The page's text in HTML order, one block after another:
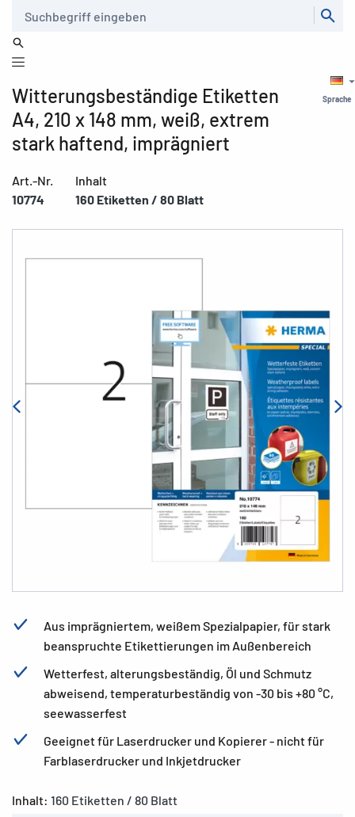
Sprache
Witterungsbeständige Etiketten
A4, 210 x 148 mm, weiß, extrem
stark haftend, imprägniert
Art.-Nr.
10774
Inhalt
160 Etiketten / 80 Blatt
Aus imprägniertem, weißem Spezialpapier, für stark
beanspruchte Etikettierungen im Außenbereich
Wetterfest, alterungsbeständig, Öl und Schmutz
abweisend, temperaturbeständig von -30 bis +80 °C,
seewasserfest
Geeignet für Laserdrucker und Kopierer - nicht für
Farblaserdrucker und Inkjetdrucker
Inhalt: 160 Etiketten / 80 Blatt